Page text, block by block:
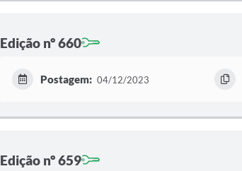
Edição nº 660
Postagem: 04/12/2023
Edição nº 659